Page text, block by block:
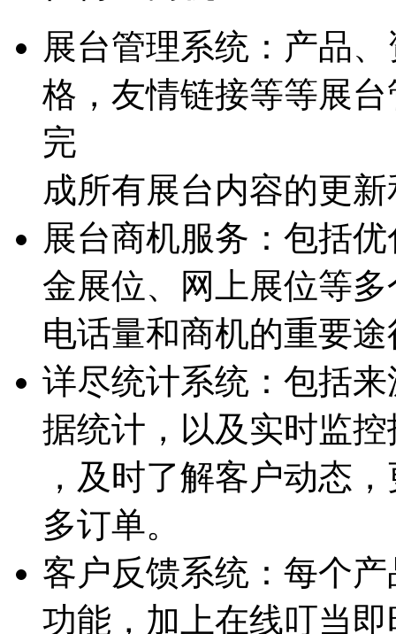
展台管理系统： 产品
格，友情链接等等展
完
成所有展台内容的更
展台商机服务： 包括
金展位、网上展位等
电话量和商机的重要途
详尽统计系统： 包括
据统计，以及实时监
，及时了解客户动态
多订单。
客户反馈系统： 每个
功能，加上在线叮当